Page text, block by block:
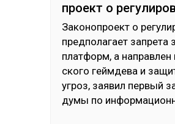
проект о
За­коноп­роект о
пред­по­лагает
плат­форм, а
ско­го гей­мде­ва и
уг­роз, зая­вил пер­вый
ду­мы по